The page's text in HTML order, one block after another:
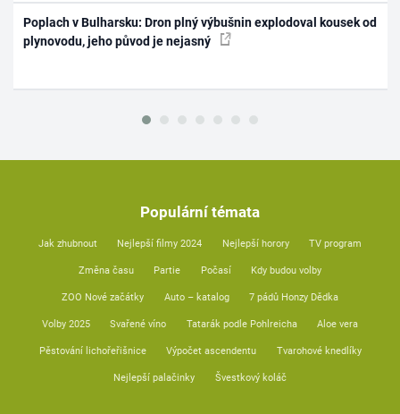
Poplach v Bulharsku: Dron plný výbušnin explodoval kousek od
plynovodu, jeho původ je nejasný
Populární témata
Jak zhubnout Nejlepší filmy 2024 Nejlepší horory TV program
Změna času Partie Počasí Kdy budou volby
ZOO Nové začátky Auto – katalog 7 pádů Honzy Dědka
Volby 2025 Svařené víno Tatarák podle Pohlreicha Aloe vera
Pěstování lichořeřišnice Výpočet ascendentu Tvarohové knedlíky
Nejlepší palačinky Švestkový koláč